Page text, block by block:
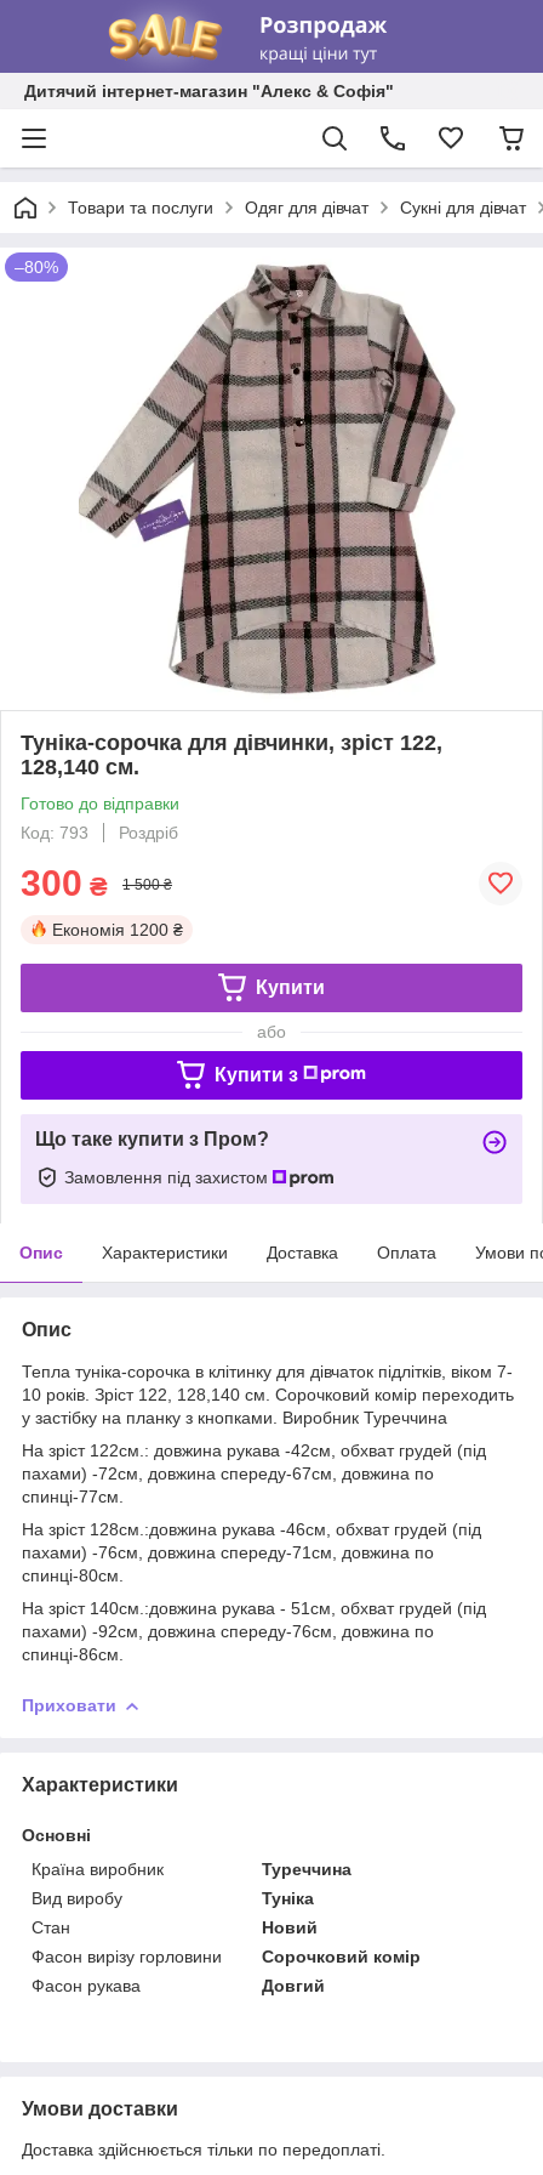
Дитячий інтернет-магазин "Алекс & Софія"
Товари та послуги Одяг для дівчат Сукні для дівчат
–80%
Туніка-сорочка для дівчинки, зріст 122,
128,140 см.
Готово до відправки
Код: 793
Роздріб
300 ₴ 1 500 ₴
Економія 1200 ₴
Купити
або
Купити з
Що таке купити з Пром?
Замовлення під захистом
Опис Характеристики Доставка Оплата Умови
Опис
Тепла туніка-сорочка в клітинку для дівчаток підлітків, віком 7-
10 років. Зріст 122, 128,140 см. Сорочковий комір переходить
у застібку на планку з кнопками. Виробник Туреччина
На зріст 122см.: довжина рукава -42см, обхват грудей (під
пахами) -72см, довжина спереду-67см, довжина по
спинці-77см.
На зріст 128см.:довжина рукава -46см, обхват грудей (під
пахами) -76см, довжина спереду-71см, довжина по
спинці-80см.
На зріст 140см.:довжина рукава - 51см, обхват грудей (під
пахами) -92см, довжина спереду-76см, довжина по
спинці-86см.
Приховати
Характеристики
Основні
Країна виробник
Туреччина
Вид виробу
Туніка
Стан
Новий
Фасон вирізу горловини
Сорочковий комір
Фасон рукава
Довгий
Умови доставки
Доставка здійснюється тільки по передоплаті.